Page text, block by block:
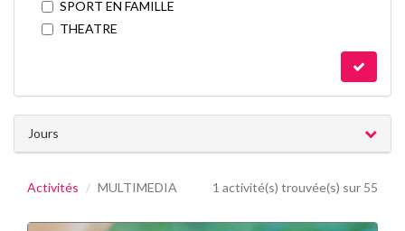
SPORT EN FAMILLE
THEATRE
Jours
Activités MULTIMEDIA 1 activité(s) trouvée(s) sur 55